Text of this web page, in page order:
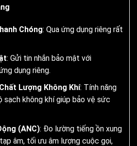
Chóng: Qua ứng dụng riêng rất
: Gửi tin nhắn bảo mật với
dụng riêng.
Lượng Không Khí: Tính năng
sạch không khí giúp bảo vệ sức
(ANC): Đo lường tiếng ồn xung
âm, tối ưu âm lượng cuộc gọi,